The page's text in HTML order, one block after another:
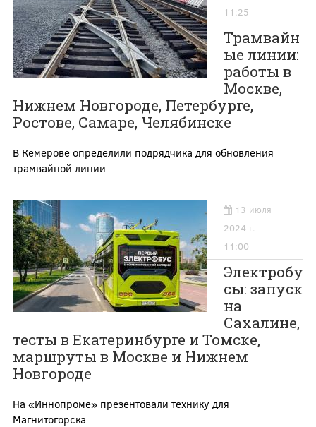
11:25
Трамвайн
ые линии:
работы в
Москве,
Нижнем Новгороде, Петербурге,
Ростове, Самаре, Челябинске
В Кемерове определили подрядчика для обновления
трамвайной линии
13 июля
2024 г. —
11:00
Электробу
сы: запуск
на
Сахалине,
тесты в Екатеринбурге и Томске,
маршруты в Москве и Нижнем
Новгороде
На «Иннопроме» презентовали технику для
Магнитогорска